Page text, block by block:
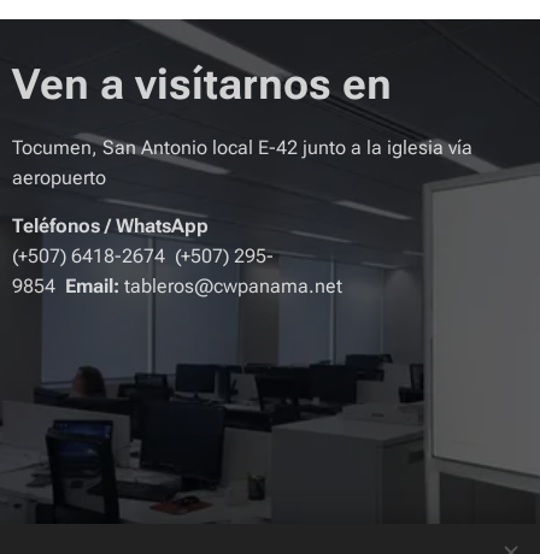
Ven a visítarnos en
Tocumen, San Antonio local E-42 junto a la iglesia vía
aeropuerto
Teléfonos/WhatsApp
(+507) 6418-2674 (+507) 295-
9854 Email: tableros@cwpanama.net